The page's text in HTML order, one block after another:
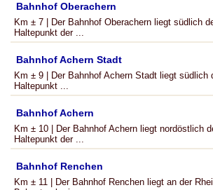
Bahnhof Oberachern
Km ± 7 | Der Bahnhof Oberachern liegt südlich
Haltepunkt der ...
Bahnhof Achern Stadt
Km ± 9 | Der Bahnhof Achern Stadt liegt südlich
Haltepunkt ...
Bahnhof Achern
Km ± 10 | Der Bahnhof Achern liegt nordöstlich
Haltepunkt der ...
Bahnhof Renchen
Km ± 11 | Der Bahnhof Renchen liegt an der